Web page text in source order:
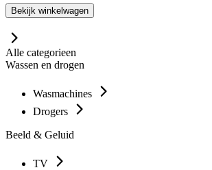
Bekijk winkelwagen
Alle categorieen
Wassen en drogen
Wasmachines
Drogers
Beeld & Geluid
TV